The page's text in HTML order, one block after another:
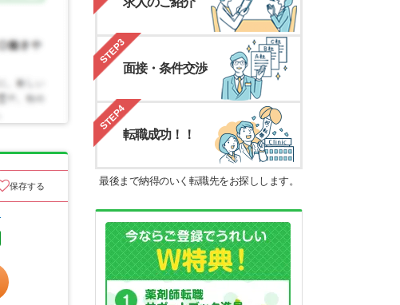
保存する
STEP3
面接・条件交渉
STEP4
転職成功！！
最後まで納得のいく転職先をお探しします。